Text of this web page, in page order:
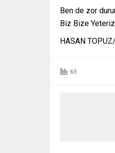
Ben de zor
Biz Bize Yeteriz
HASAN
63